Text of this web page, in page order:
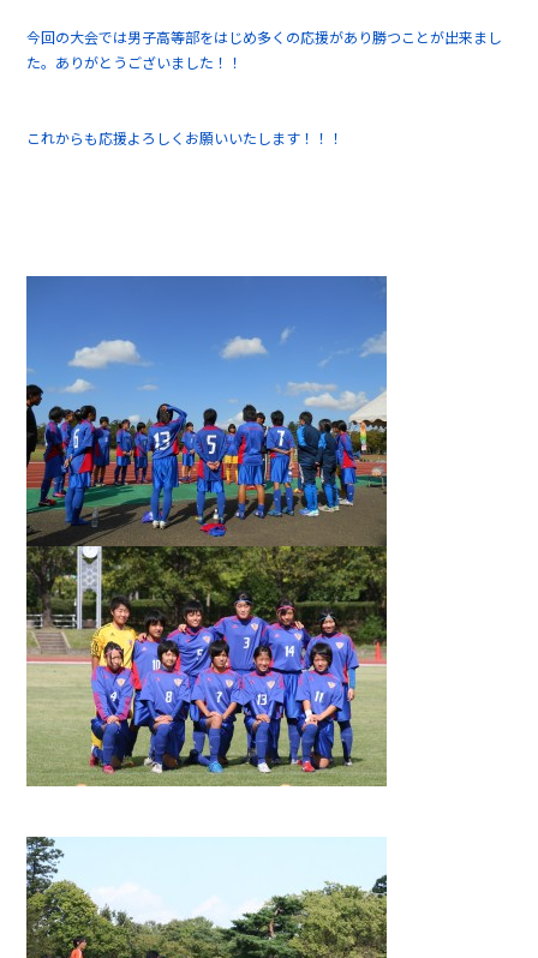
今回の大会では男子高等部をはじめ多くの応援があり勝つことが出来まし
た。ありがとうございました！！
これからも応援よろしくお願いいたします！！！